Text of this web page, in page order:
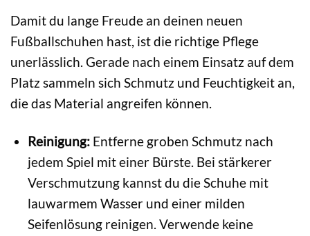
Damit du lange Freude an deinen neuen
Fußballschuhen hast, ist die richtige Pflege
unerlässlich. Gerade nach einem Einsatz auf dem
Platz sammeln sich Schmutz und Feuchtigkeit an,
die das Material angreifen können.
Reinigung:Entferne groben Schmutz nach
jedem Spiel mit einer Bürste. Bei stärkerer
Verschmutzung kannst du die Schuhe mit
lauwarmem Wasser und einer milden
Seifenlösung reinigen. Verwende keine